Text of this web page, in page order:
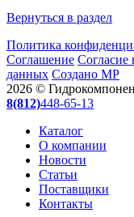
Вернуться в раздел
Политика
Соглашение Согласие
данных Создано МР
2026 ©
8(812)448-65-13
Каталог
О компании
Новости
Статьи
Поставщики
Контакты